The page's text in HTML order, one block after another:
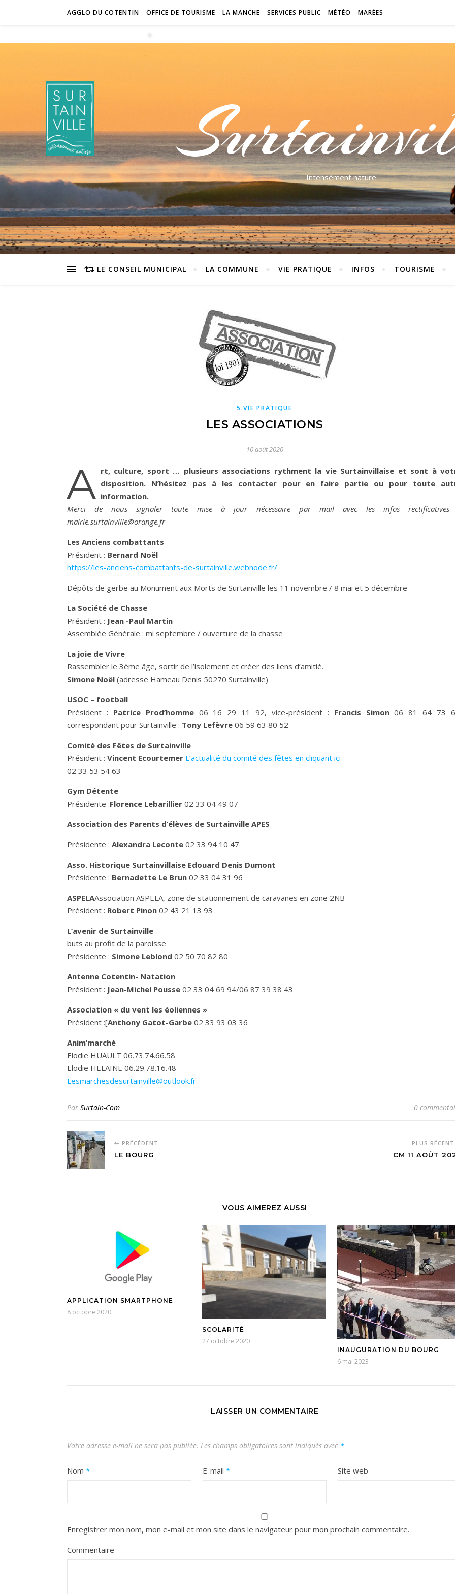
AGGLO DU COTENTIN OFFICE DE TOURISME LA MANCHE SERVICES PUBLIC MÉTÉO MARÉES
Intensément nature
LE CONSEIL MUNICIPAL LA COMMUNE VIE PRATIQUE INFOS TOURISME
5.VIE PRATIQUE
LES ASSOCIATIONS
10 août 2020
A rt, culture, sport … plusieurs associations rythment la vie Surtainvillaise et sont à
disposition. N’hésitez pas à les contacter pour en faire partie ou pour toute
information.
Merci de nous signaler toute mise à jour nécessaire par mail avec les infos
mairie.surtainville@orange.fr
Les Anciens combattants
Président : Bernard Noël
https://les-anciens-combattants-de-surtainville.webnode.fr/
Dépôts de gerbe au Monument aux Morts de Surtainville les 11 novembre / 8 mai et 5 décembre
La Société de Chasse
Président : Jean -Paul Martin
Assemblée Générale : mi septembre / ouverture de la chasse
La joie de Vivre
Rassembler le 3ème âge, sortir de l’isolement et créer des liens d’amitié.
Simone Noël (adresse Hameau Denis 50270 Surtainville)
USOC – football
Président : Patrice Prod’homme 06 16 29 11 92, vice-président : Francis Simon06 81 64 73
correspondant pour Surtainville : Tony Lefèvre 06 59 63 80 52
Comité des Fêtes de Surtainville
Président : Vincent Ecourtemer L’actualité du comité des fêtes en cliquant ici
02 33 53 54 63
Gym Détente
Présidente :Florence Lebarillier 02 33 04 49 07
Association des Parents d’élèves de Surtainville APES
Présidente : Alexandra Leconte 02 33 94 10 47
Asso. Historique Surtainvillaise Edouard Denis Dumont
Présidente : Bernadette Le Brun 02 33 04 31 96
ASPELAAssociation ASPELA, zone de stationnement de caravanes en zone 2NB
Président : Robert Pinon 02 43 21 13 93
L’avenir de Surtainville
buts au profit de la paroisse
Présidente : Simone Leblond 02 50 70 82 80
Antenne Cotentin- Natation
Président : Jean-Michel Pousse 02 33 04 69 94/06 87 39 38 43
Association « du vent les éoliennes »
Président :[Anthony Gatot-Garbe 02 33 93 03 36
Anim’marché
Elodie HUAULT 06.73.74.66.58
Elodie HELAINE 06.29.78.16.48
Lesmarchesdesurtainville@outlook.fr
Par Surtain-Com 0
PRÉCÉDENT
LE BOURG
PLUS
CM 11 AOÛT
VOUS AIMEREZ AUSSI
APPLICATION SMARTPHONE
8 octobre 2020
SCOLARITÉ
27 octobre 2020
INAUGURATION DU BOURG
6 mai 2023
LAISSER UN COMMENTAIRE
Votre adresse e-mail ne sera pas publiée. Les champs obligatoires sont indiqués avec *
Nom * E-mail * Site web
Enregistrer mon nom, mon e-mail et mon site dans le navigateur pour mon prochain commentaire.
Commentaire